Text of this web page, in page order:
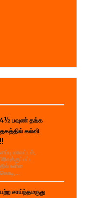
பவுண் தங்க
கல்வி
மாவட்டம்,
உள்ள
சாய்ந்தமருது